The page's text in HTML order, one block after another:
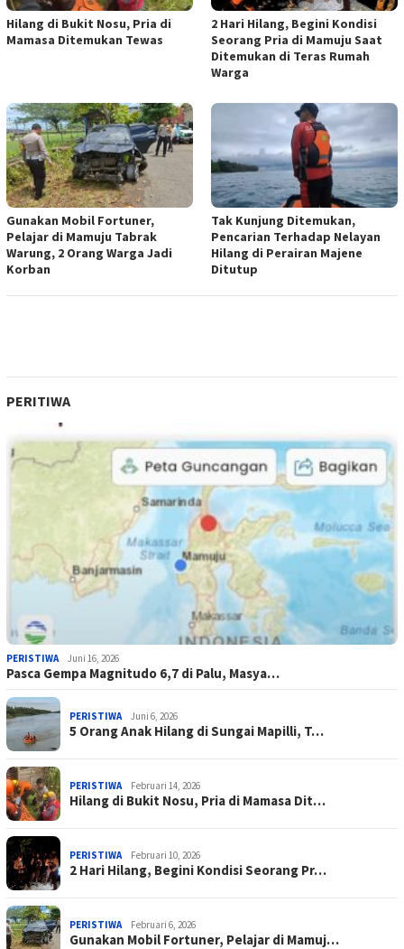
Hilang di Bukit Nosu, Pria di
Mamasa Ditemukan Tewas
2 Hari Hilang, Begini Kondisi
Seorang Pria di Mamuju Saat
Ditemukan di Teras Rumah
Warga
Gunakan Mobil Fortuner,
Pelajar di Mamuju Tabrak
Warung, 2 Orang Warga Jadi
Korban
Tak Kunjung Ditemukan,
Pencarian Terhadap Nelayan
Hilang di Perairan Majene
Ditutup
PERITIWA
PERISTIWA Juni 16, 2026
Pasca Gempa Magnitudo 6,7 di Palu, Masya…
PERISTIWA Juni 6, 2026
5 Orang Anak Hilang di Sungai Mapilli, T…
PERISTIWA Februari 14, 2026
Hilang di Bukit Nosu, Pria di Mamasa Dit…
PERISTIWA Februari 10, 2026
2 Hari Hilang, Begini Kondisi Seorang Pr…
PERISTIWA Februari 6, 2026
Gunakan Mobil Fortuner, Pelajar di Mamuj…